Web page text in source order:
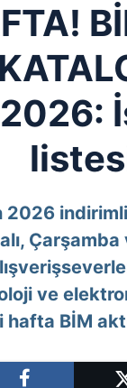
ve
hafta BİM